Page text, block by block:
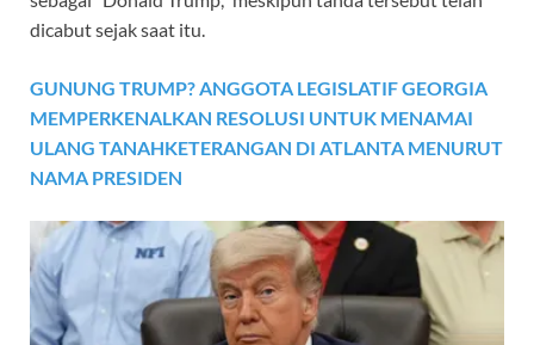
dicabut sejak saat itu.
GUNUNG TRUMP? ANGGOTA LEGISLATIF GEORGIA
MEMPERKENALKAN RESOLUSI UNTUK MENAMAI
ULANG TANAHKETERANGAN DI ATLANTA MENURUT
NAMA PRESIDEN